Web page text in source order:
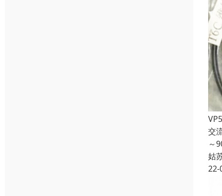
交
～
姑
22-